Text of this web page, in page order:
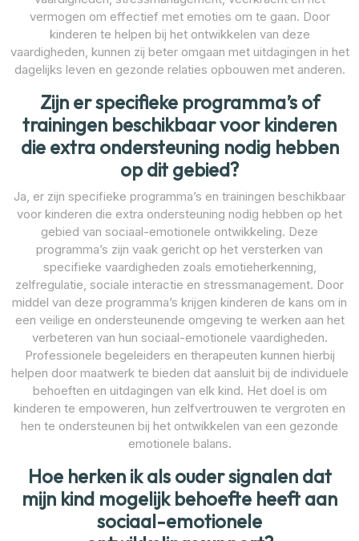
vermogen om effectief met emoties om te gaan. Door
kinderen te helpen bij het ontwikkelen van deze
vaardigheden, kunnen zij beter omgaan met uitdagingen in het
dagelijks leven en gezonde relaties opbouwen met anderen.
Zijn er specifieke programma’s of
trainingen beschikbaar voor kinderen
die extra ondersteuning nodig hebben
op dit gebied?
Ja, er zijn specifieke programma’s en trainingen beschikbaar
voor kinderen die extra ondersteuning nodig hebben op het
gebied van sociaal-emotionele ontwikkeling. Deze
programma’s zijn vaak gericht op het versterken van
specifieke vaardigheden zoals emotieherkenning,
zelfregulatie, sociale interactie en stressmanagement. Door
middel van deze programma’s krijgen kinderen de kans om in
een veilige en ondersteunende omgeving te werken aan het
verbeteren van hun sociaal-emotionele vaardigheden.
Professionele begeleiders en therapeuten kunnen hierbij
helpen door maatwerk te bieden dat aansluit bij de individuele
behoeften en uitdagingen van elk kind. Het doel is om
kinderen te empoweren, hun zelfvertrouwen te vergroten en
hen te ondersteunen bij het ontwikkelen van een gezonde
emotionele balans.
Hoe herken ik als ouder signalen dat
mijn kind mogelijk behoefte heeft aan
sociaal-emotionele